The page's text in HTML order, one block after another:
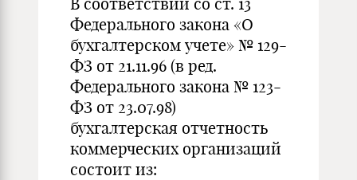
Федерального закона «О
бухгалтерском учете» № 129-
ФЗ от 21.11.96 (в ред.
Федерального закона № 123-
ФЗ от 23.07.98)
бухгалтерская отчетность
коммерческих организаций
состоит из: